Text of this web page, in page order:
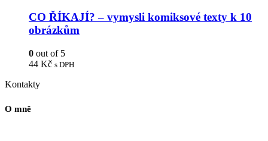
CO ŘÍKAJÍ? – vymysli komiksové texty k 10
obrázkům
0 out of 5
44 Kč s DPH
Kontakty
O mně